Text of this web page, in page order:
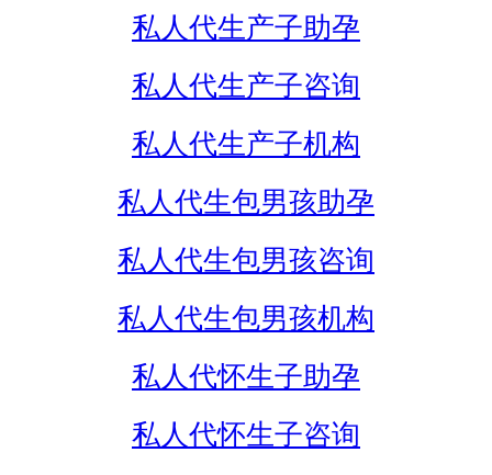
私人代生产子助孕
私人代生产子咨询
私人代生产子机构
私人代生包男孩助孕
私人代生包男孩咨询
私人代生包男孩机构
私人代怀生子助孕
私人代怀生子咨询